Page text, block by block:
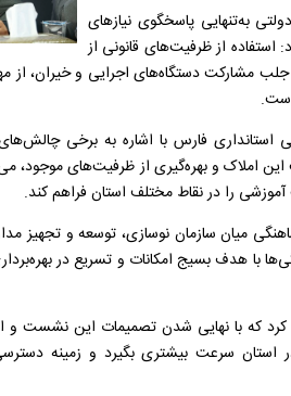
به‌تنهایی پاسخگوی نیازهای
از ظرفیت‌های قانونی از
مشارکت دستگاه‌های اجرایی و خیران، از
استانداری فارس با اشاره به برخی
املاک و بهره‌گیری از ظرفیت‌های موجود،
را در نقاط مختلف استان فراهم کند.
میان سازمان نوسازی، توسعه و تجهیز
با هدف بسیج امکانات و تسریع در
کرد که با نهایی شدن تصمیمات این نشست
سرعت بیشتری بگیرد و زمینه